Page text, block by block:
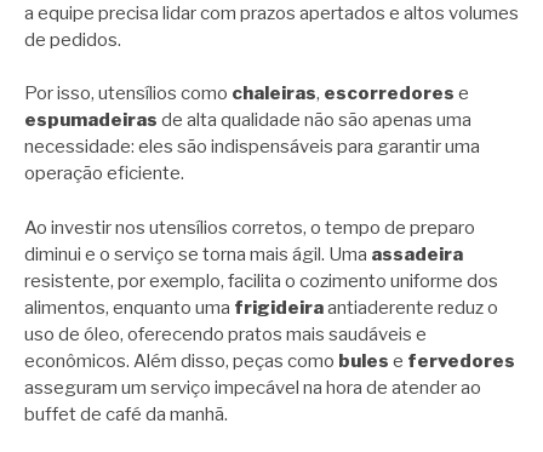
a equipe precisa lidar com prazos apertados e altos volumes
de pedidos.
Por isso, utensílios como chaleiras, escorredores e
espumadeiras de alta qualidade não são apenas uma
necessidade: eles são indispensáveis para garantir uma
operação eficiente.
Ao investir nos utensílios corretos, o tempo de preparo
diminui e o serviço se torna mais ágil. Uma assadeira
resistente, por exemplo, facilita o cozimento uniforme dos
alimentos, enquanto uma frigideiraantiaderente reduz o
uso de óleo, oferecendo pratos mais saudáveis e
econômicos. Além disso, peças como bules e fervedores
asseguram um serviço impecável na hora de atender ao
buffet de café da manhã.